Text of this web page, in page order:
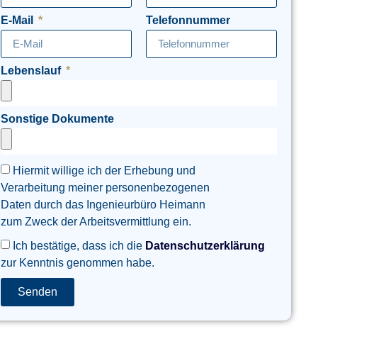
E-Mail Telefonnummer
Lebenslauf
Sonstige Dokumente
Hiermit willige ich der Erhebung und
Verarbeitung meiner personenbezogenen
Daten durch das Ingenieurbüro Heimann
zum Zweck der Arbeitsvermittlung ein.
Ich bestätige, dass ich die Datenschutzerklärung
zur Kenntnis genommen habe.
Senden